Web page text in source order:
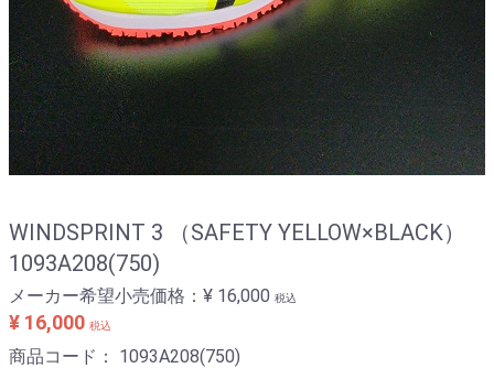
WINDSPRINT 3 （SAFETY YELLOW×BLACK）
1093A208(750)
メーカー希望小売価格： ¥ 16,000 税込
¥ 16,000 税込
商品コード： 1093A208(750)